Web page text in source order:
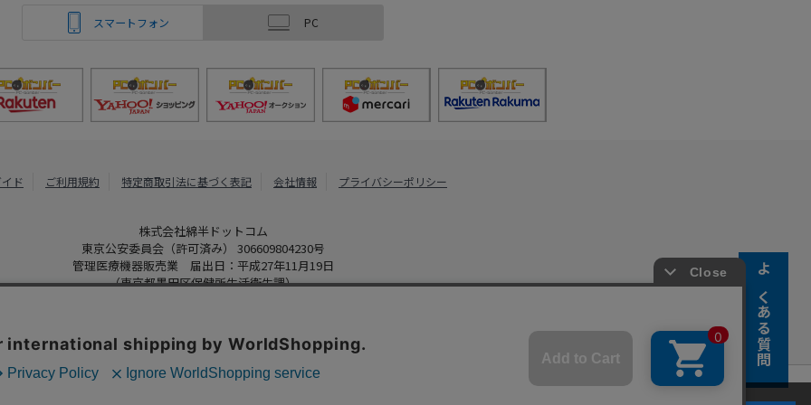
よくある質問
スマートフォン PC
ド ご利用規約 特定商取引法に基づく表記 会社情報 プライバシーポリシー
株式会社綿半ドットコム
東京公安委員会（許可済み） 306609804230号
管理医療機器販売業 届出日：平成27年11月19日
（東京都墨田区保健所生活衛生課）
Copyright 2022Watahan.com Co., Ltd. Powered by Watahan Partners Co., Ltd.